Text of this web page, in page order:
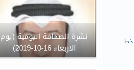
نشرة الصحافة اليومية (يوم
الاربعاء 16-10-2019)